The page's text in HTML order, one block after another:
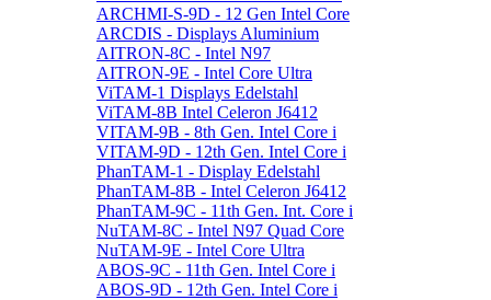
ARCHMI-S-9D - 12 Gen Intel Core
ARCDIS - Displays Aluminium
AITRON-8C - Intel N97
AITRON-9E - Intel Core Ultra
ViTAM-1 Displays Edelstahl
ViTAM-8B Intel Celeron J6412
VITAM-9B - 8th Gen. Intel Core i
VITAM-9D - 12th Gen. Intel Core i
PhanTAM-1 - Display Edelstahl
PhanTAM-8B - Intel Celeron J6412
PhanTAM-9C - 11th Gen. Int. Core i
NuTAM-8C - Intel N97 Quad Core
NuTAM-9E - Intel Core Ultra
ABOS-9C - 11th Gen. Intel Core i
ABOS-9D - 12th Gen. Intel Core i